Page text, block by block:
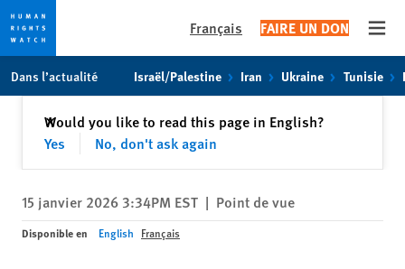
toto
content
Français FAIRE UN DON
Dans l’actualité Israël/Palestine Iran Ukraine Tunisie
Would you like to read this page in English?
Yes
No, don't ask again
✕Fermer
15 janvier 2026 3:34PM EST | Point de vue
Disponible en English Français